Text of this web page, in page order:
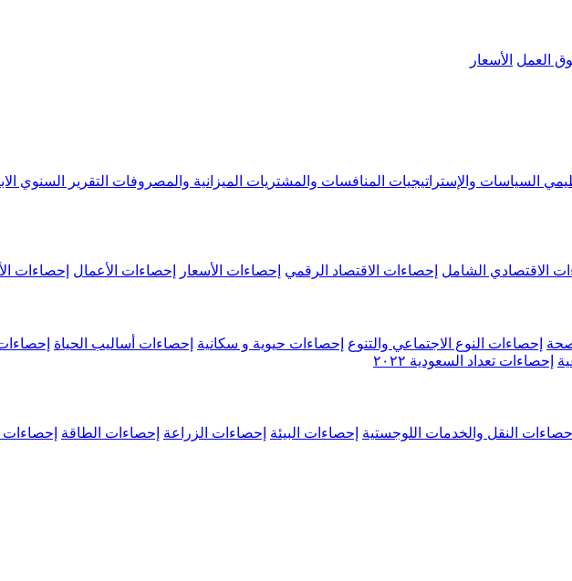
العمل الأسعار
السياسات والإستراتيجيات المنافسات والمشتريات الميزانية والمصروفات التقرير السنوي
الاقتصادي الشامل إحصاءات الاقتصاد الرقمي إحصاءات الأسعار إحصاءات الأعمال إحصاءات
إحصاءات النوع الاجتماعي والتنوع إحصاءات حيوية و سكانية إحصاءات أساليب الحياة
إحصاءات تعداد السعودية ٢٠٢٢
إحصاءات النقل والخدمات اللوجستية إحصاءات البيئة إحصاءات الزراعة إحصاءات الطاقة إحصاءات